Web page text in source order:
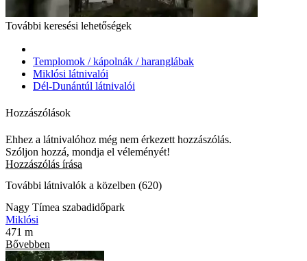
További keresési lehetőségek
Templomok / kápolnák / haranglábak
Miklósi látnivalói
Dél-Dunántúl látnivalói
Hozzászólások
Ehhez a látnivalóhoz még nem érkezett hozzászólás.
Szóljon hozzá, mondja el véleményét!
Hozzászólás írása
További látnivalók a közelben (620)
Nagy Tímea szabadidőpark
Miklósi
471 m
Bővebben